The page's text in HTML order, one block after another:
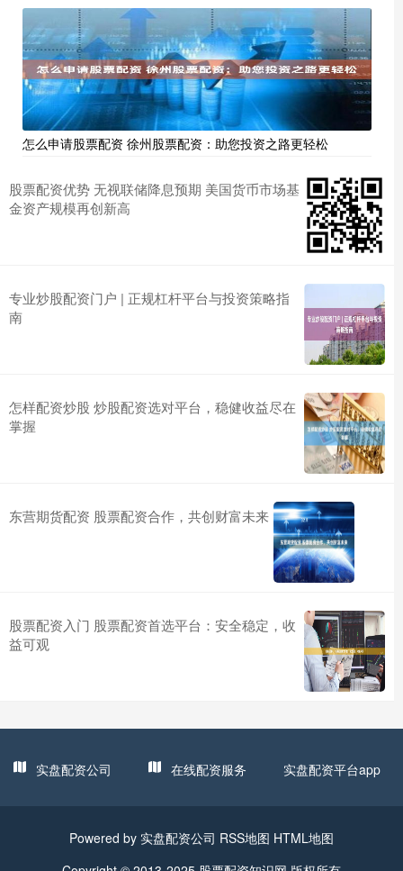
怎么申请股票配资 徐州股票配资：助您投资之路更轻松
股票配资优势 无视联储降息预期 美国货币市场基
金资产规模再创新高
专业炒股配资门户 | 正规杠杆平台与投资策略指
南
怎样配资炒股 炒股配资选对平台，稳健收益尽在
掌握
东营期货配资 股票配资合作，共创财富未来
股票配资入门 股票配资首选平台：安全稳定，收
益可观
实盘配资公司 在线配资服务 实盘配资平台app
Powered by 实盘配资公司 RSS地图 HTML地图